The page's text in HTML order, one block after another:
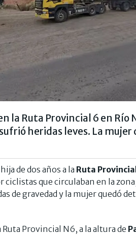
la Ruta Provincial 6 en Río
heridas leves. La
de dos años a la Ruta
ciclistas que circulaban en la
de gravedad y la mujer quedó
Provincial N6, a la altura de